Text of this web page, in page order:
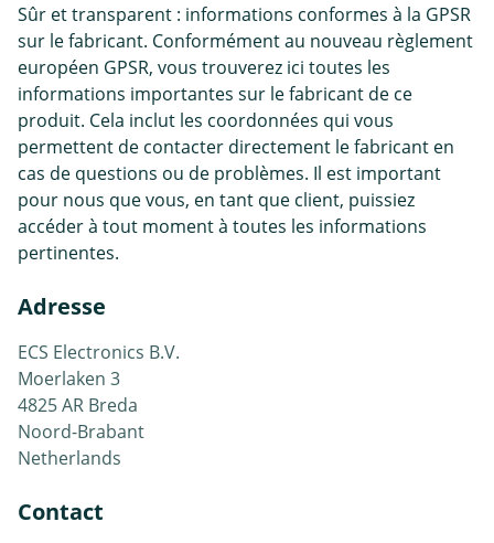
Sûr et transparent : informations conformes à la GPSR
sur le fabricant. Conformément au nouveau règlement
européen GPSR, vous trouverez ici toutes les
informations importantes sur le fabricant de ce
produit. Cela inclut les coordonnées qui vous
permettent de contacter directement le fabricant en
cas de questions ou de problèmes. Il est important
pour nous que vous, en tant que client, puissiez
accéder à tout moment à toutes les informations
pertinentes.
Adresse
ECS Electronics B.V.
Moerlaken 3
4825 AR Breda
Noord-Brabant
Netherlands
Contact